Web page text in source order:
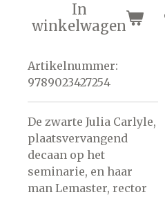
In
winkelwagen
Artikelnummer:
9789023427254
De zwarte Julia Carlyle,
plaatsvervangend
decaan op het
seminarie, en haar
man Lemaster, rector